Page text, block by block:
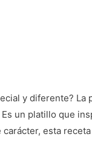
y diferente?
un platillo que
carácter, esta